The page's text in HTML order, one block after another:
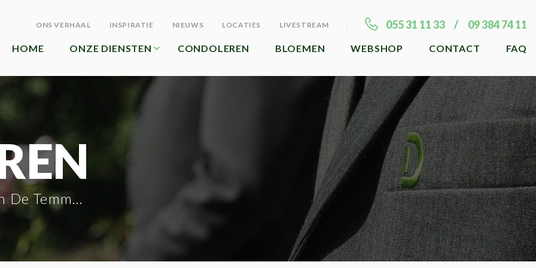
ONS VERHAAL INSPIRATIE NIEUWS LOCATIES LIVESTREAM 055 31 11 33 09 384 74 11
HOME ONZE DIENSTEN CONDOLEREN BLOEMEN WEBSHOP CONTACT FAQ
Temmerman